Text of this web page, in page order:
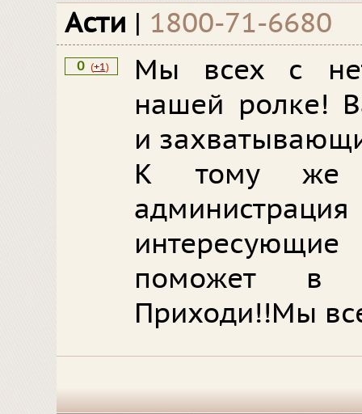
Асти | 1800-71-6680
0 (+1)
Мы всех с
нашей ролке!
и
К тому же
поможет в
Приходи!!Мы